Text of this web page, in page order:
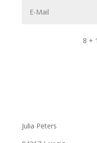
8 + 1
Julia Peters